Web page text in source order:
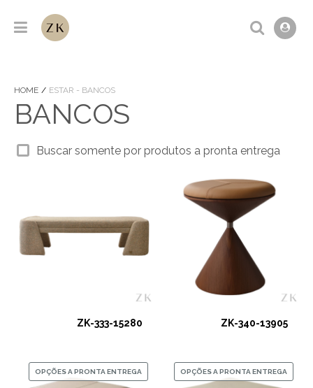
HOME ESTAR - BANCOS
BANCOS
Buscar somente por produtos a pronta entrega
ZK-333-15280 ZK-340-13905
OPÇÕES A PRONTA ENTREGA OPÇÕES A PRONTA ENTREGA